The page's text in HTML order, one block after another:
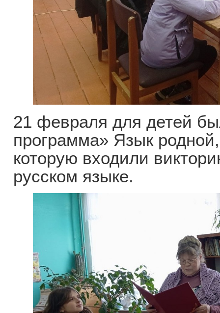
21 февраля для детей
программа» Язык
которую входили
русском языке.